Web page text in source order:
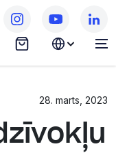
28. marts, 2023